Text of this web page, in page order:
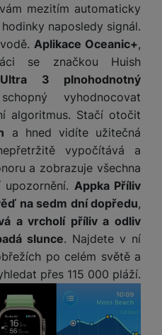
mezitím automaticky
naposledy signál.
Aplikace Oceanic+,
se značkou Huish
3 plnohodnotný
vyhodnocovat
algoritmus. Stačí otočit
a hned vidíte užitečná
vypočítává a
a zobrazuje všechna
Appka Příliv
na sedm dní dopředu,
a vrcholí příliv a odliv
slunce. Najdete v ní
po celém světě a
přes 115 000 pláží.